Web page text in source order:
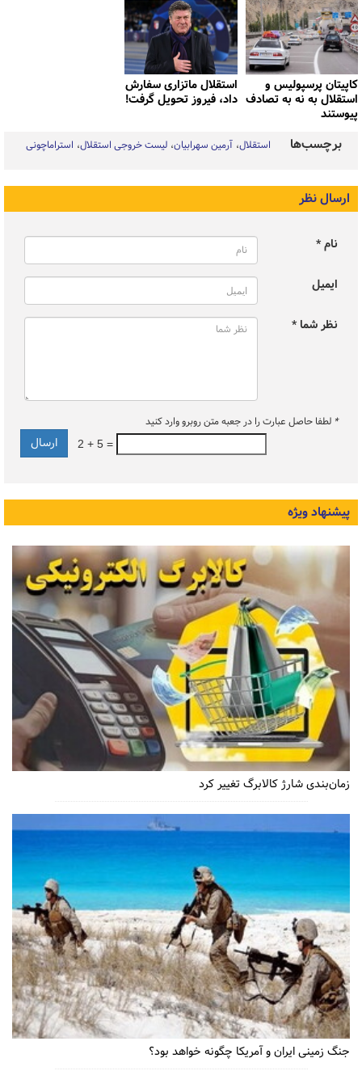
کاپیتان پرسپولیس و
استقلال به نه به تصادف
پیوستند
استقلال ماتزاری سفارش
داد، فیروز تحویل گرفت!
برچسب‌ها استقلال آرمین سهرابیان لیست خروجی استقلال استراماچونی
ارسال نظر
نام *
ایمیل
نظر شما *
* لطفا حاصل عبارت را در جعبه متن روبرو وارد کنید
2 + 5 =
پیشنهاد ویژه
زمان‌بندی شارژ کالابرگ تغییر کرد
جنگ زمینی ایران و آمریکا چگونه خواهد بود؟